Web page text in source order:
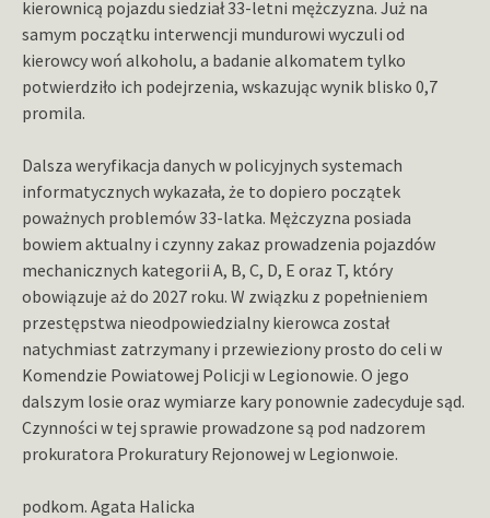
kierownicą pojazdu siedział 33-letni mężczyzna. Już na
samym początku interwencji mundurowi wyczuli od
kierowcy woń alkoholu, a badanie alkomatem tylko
potwierdziło ich podejrzenia, wskazując wynik blisko 0,7
promila.
Dalsza weryfikacja danych w policyjnych systemach
informatycznych wykazała, że to dopiero początek
poważnych problemów 33-latka. Mężczyzna posiada
bowiem aktualny i czynny zakaz prowadzenia pojazdów
mechanicznych kategorii A, B, C, D, E oraz T, który
obowiązuje aż do 2027 roku. W związku z popełnieniem
przestępstwa nieodpowiedzialny kierowca został
natychmiast zatrzymany i przewieziony prosto do celi w
Komendzie Powiatowej Policji w Legionowie. O jego
dalszym losie oraz wymiarze kary ponownie zadecyduje sąd.
Czynności w tej sprawie prowadzone są pod nadzorem
prokuratora Prokuratury Rejonowej w Legionwoie.
podkom. Agata Halicka